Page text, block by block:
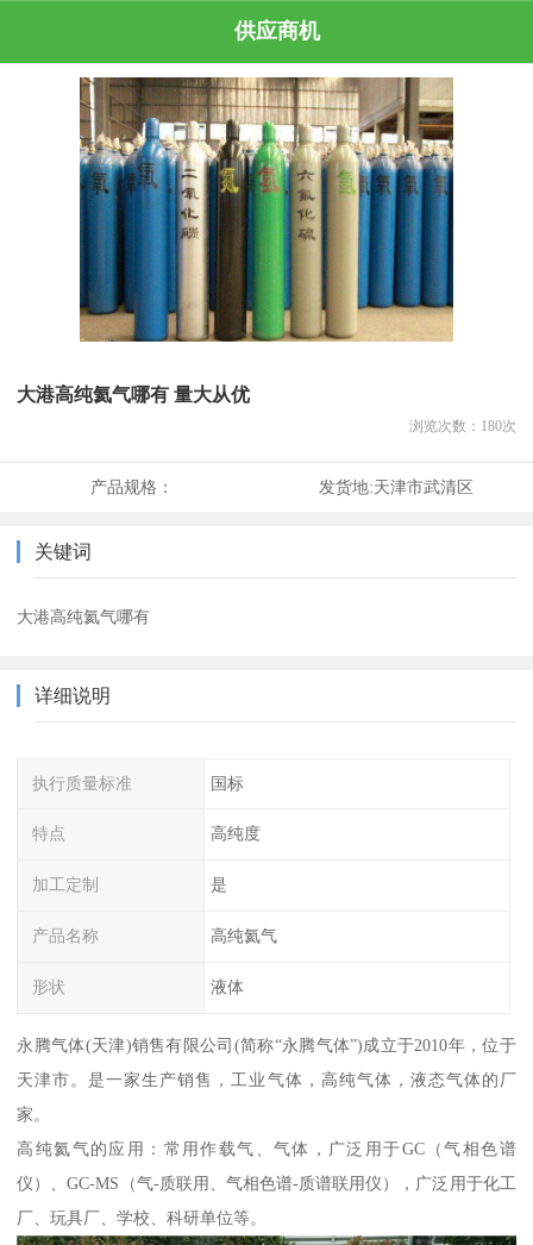
供应商机
大港高纯氦气哪有 量大从优
浏览次数： 180次
产品规格： 发货地:天津市武清区
关键词
大港高纯氦气哪有
详细说明
执行质量标准 国标
特点 高纯度
加工定制 是
产品名称 高纯氦气
形状 液体
永腾气体(天津)销售有限公司(简称“永腾气体”)成立于2010年，位于
天津市。是一家生产销售，工业气体，高纯气体，液态气体的厂
家。
高纯氦气的应用：常用作载气、气体，广泛用于GC（气相色谱
仪）、GC-MS（气-质联用、气相色谱-质谱联用仪），广泛用于化工
厂、玩具厂、学校、科研单位等。